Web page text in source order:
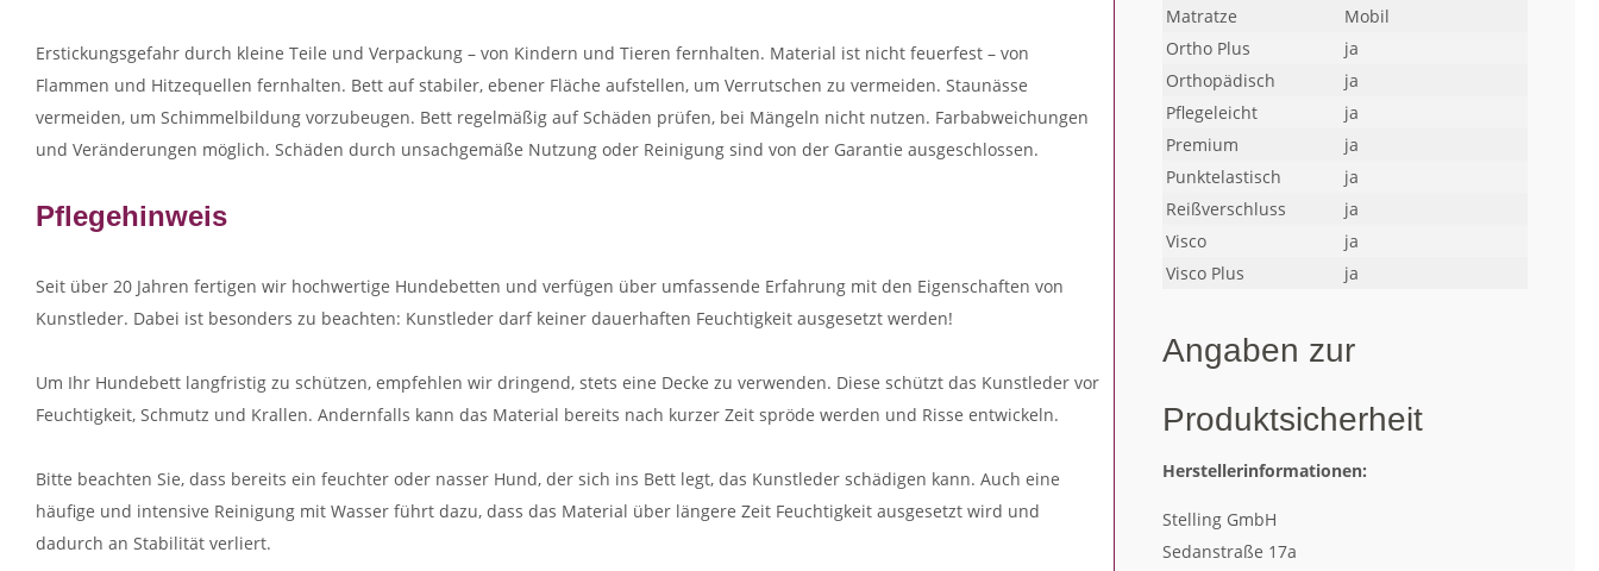
Erstickungsgefahr durch kleine Teile und Verpackung – von Kindern und Tieren fernhalten. Material ist nicht feuerfest – von
Flammen und Hitzequellen fernhalten. Bett auf stabiler, ebener Fläche aufstellen, um Verrutschen zu vermeiden. Staunässe
vermeiden, um Schimmelbildung vorzubeugen. Bett regelmäßig auf Schäden prüfen, bei Mängeln nicht nutzen. Farbabweichungen
und Veränderungen möglich. Schäden durch unsachgemäße Nutzung oder Reinigung sind von der Garantie ausgeschlossen.
Pflegehinweis
Seit über 20 Jahren fertigen wir hochwertige Hundebetten und verfügen über umfassende Erfahrung mit den Eigenschaften von
Kunstleder. Dabei ist besonders zu beachten: Kunstleder darf keiner dauerhaften Feuchtigkeit ausgesetzt werden!
Um Ihr Hundebett langfristig zu schützen, empfehlen wir dringend, stets eine Decke zu verwenden. Diese schützt das Kunstleder vor
Feuchtigkeit, Schmutz und Krallen. Andernfalls kann das Material bereits nach kurzer Zeit spröde werden und Risse entwickeln.
Bitte beachten Sie, dass bereits ein feuchter oder nasser Hund, der sich ins Bett legt, das Kunstleder schädigen kann. Auch eine
häufige und intensive Reinigung mit Wasser führt dazu, dass das Material über längere Zeit Feuchtigkeit ausgesetzt wird und
dadurch an Stabilität verliert.
Matratze
Mobil
Ortho Plus
ja
Orthopädisch
ja
Pflegeleicht
ja
Premium
ja
Punktelastisch
ja
Reißverschluss
ja
Visco
ja
Visco Plus
ja
Angaben zur
Produktsicherheit
Herstellerinformationen:
Stelling GmbH
Sedanstraße 17a